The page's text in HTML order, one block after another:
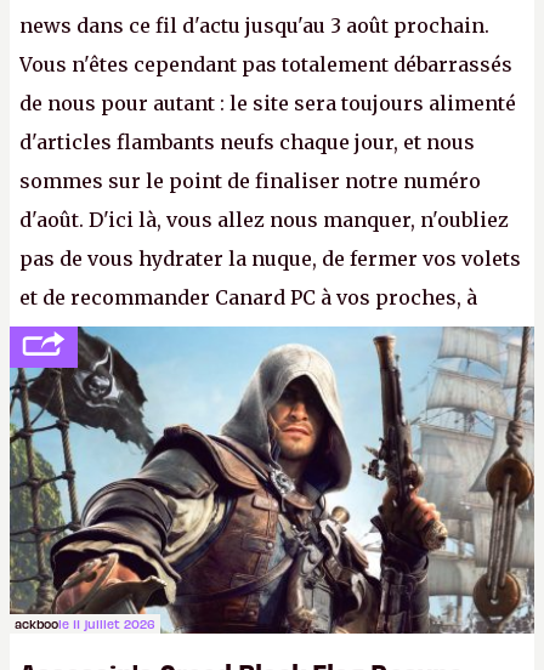
news dans ce fil d'actu jusqu'au 3 août prochain.
Vous n'êtes cependant pas totalement débarrassés
de nous pour autant : le site sera toujours alimenté
d'articles flambants neufs chaque jour, et nous
sommes sur le point de finaliser notre numéro
d'août. D'ici là, vous allez nous manquer, n'oubliez
pas de vous hydrater la nuque, de fermer vos volets
et de recommander Canard PC à vos proches, à
votre famille et aux inconnus que vous croisez
dans la rue. Bon été à tous ! –ER.
ackboole 11 juillet 2026